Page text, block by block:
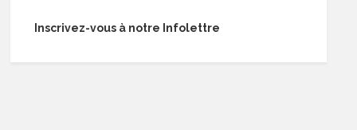
Inscrivez-vous à notre Infolettre